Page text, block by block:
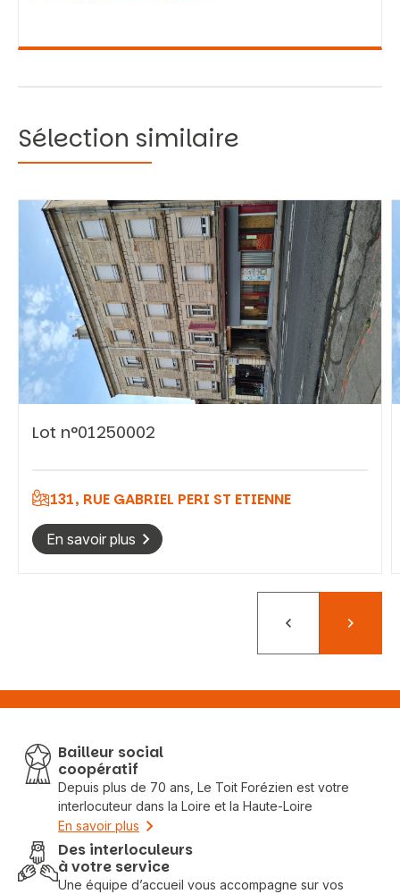
Rechercher
Sélection similaire
Lot n°01250002
131, RUE GABRIEL PERI ST ETIENNE
En savoir plus
PrécédentSuivant
Bailleur social
coopératif
Depuis plus de 70 ans, Le Toit Forézien est votre
interlocuteur dans la Loire et la Haute-Loire
En savoir plus
Des interloculeurs
à votre service
Une équipe d’accueil vous accompagne sur vos